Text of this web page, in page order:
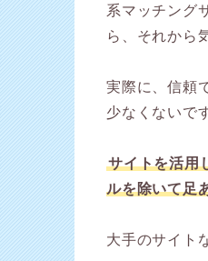
系マッチング
ら、それから
実際に、信頼
少なくないで
サイトを活用
ルを除いて足
大手のサイト